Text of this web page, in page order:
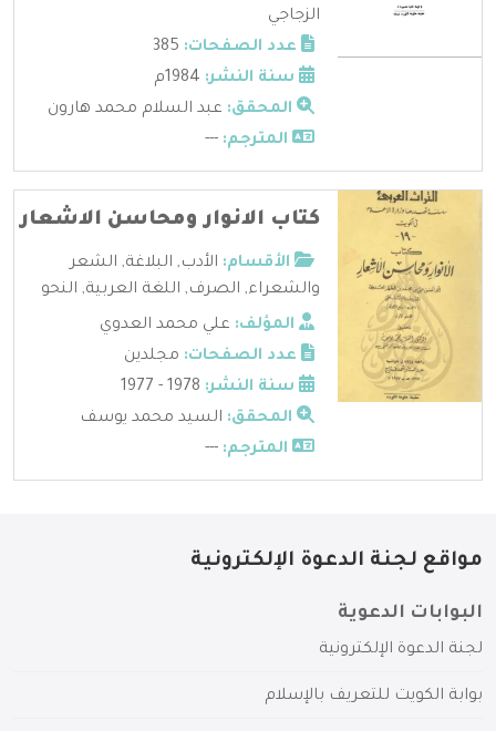
الزجاجي
عدد الصفحات:
سنة النشر:
المحقق: عبد السلام محمد هارون
المترجم: ---
كتاب الانوار ومحاسن الاشعار
الأقسام: الأدب, البلاغة, الشعر
والشعراء, الصرف, اللغة العربية, النحو
المؤلف: علي محمد العدوي
عدد الصفحات: مجلدين
سنة النشر:
المحقق: السيد محمد يوسف
المترجم: ---
مواقع لجنة الدعوة الإلكترونية
البوابات الدعوية
لجنة الدعوة الإلكترونية
بوابة الكويت للتعريف بالإسلام